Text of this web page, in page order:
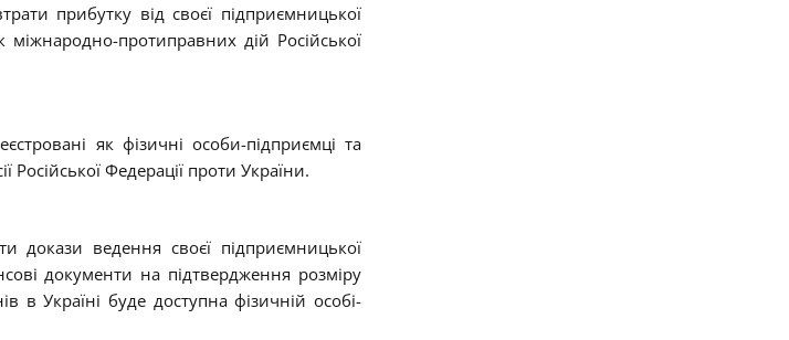
прибутку від своєї підприємницької
міжнародно-протиправних дій Російської
як фізичні особи-підприємці та
Російської Федерації проти України.
докази ведення своєї підприємницької
документи на підтвердження розміру
в Україні буде доступна фізичній особі-